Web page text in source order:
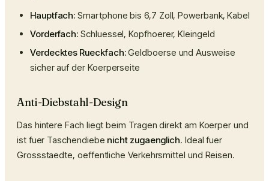
Hauptfach: Smartphone bis 6,7 Zoll, Powerbank, Kabel
Vorderfach: Schluessel, Kopfhoerer, Kleingeld
Verdecktes Rueckfach:Geldboerse und Ausweise
sicher auf der Koerperseite
Anti-Diebstahl-Design
Das hintere Fach liegt beim Tragen direkt am Koerper und
ist fuer Taschendiebe nicht zugaenglich. Ideal fuer
Grossstaedte, oeffentliche Verkehrsmittel und Reisen.